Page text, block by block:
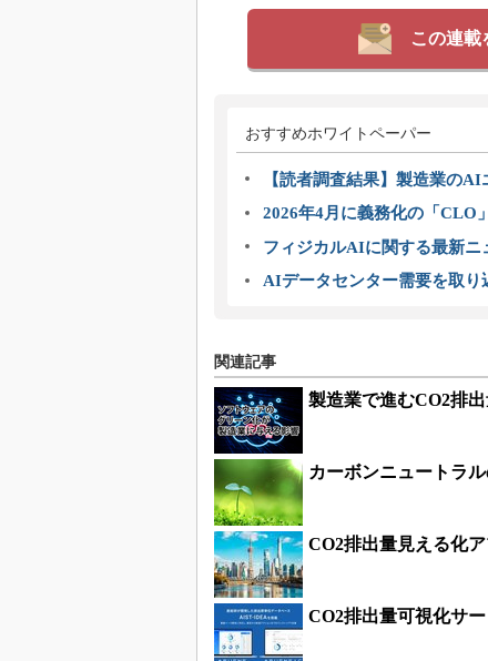
この連載
おすすめホワイトペーパー
【読者調査結果】製造業の
2026年4月に義務化の「CLO
フィジカルAIに関する最新ニ
AIデータセンター需要を取り
関連記事
製造業で進むCO2排
カーボンニュートラ
CO2排出量見える化
CO2排出量可視化サ